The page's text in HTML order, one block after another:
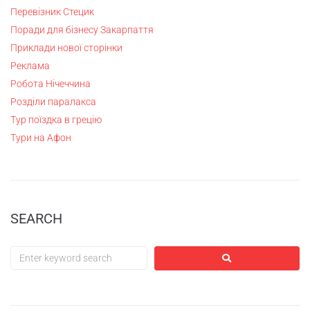
Перевізник Стецик
Поради для бізнесу Закарпаття
Приклади нової сторінки
Реклама
Робота Нічеччина
Розділи паралакса
Тур поїздка в грецію
Тури на Афон
SEARCH